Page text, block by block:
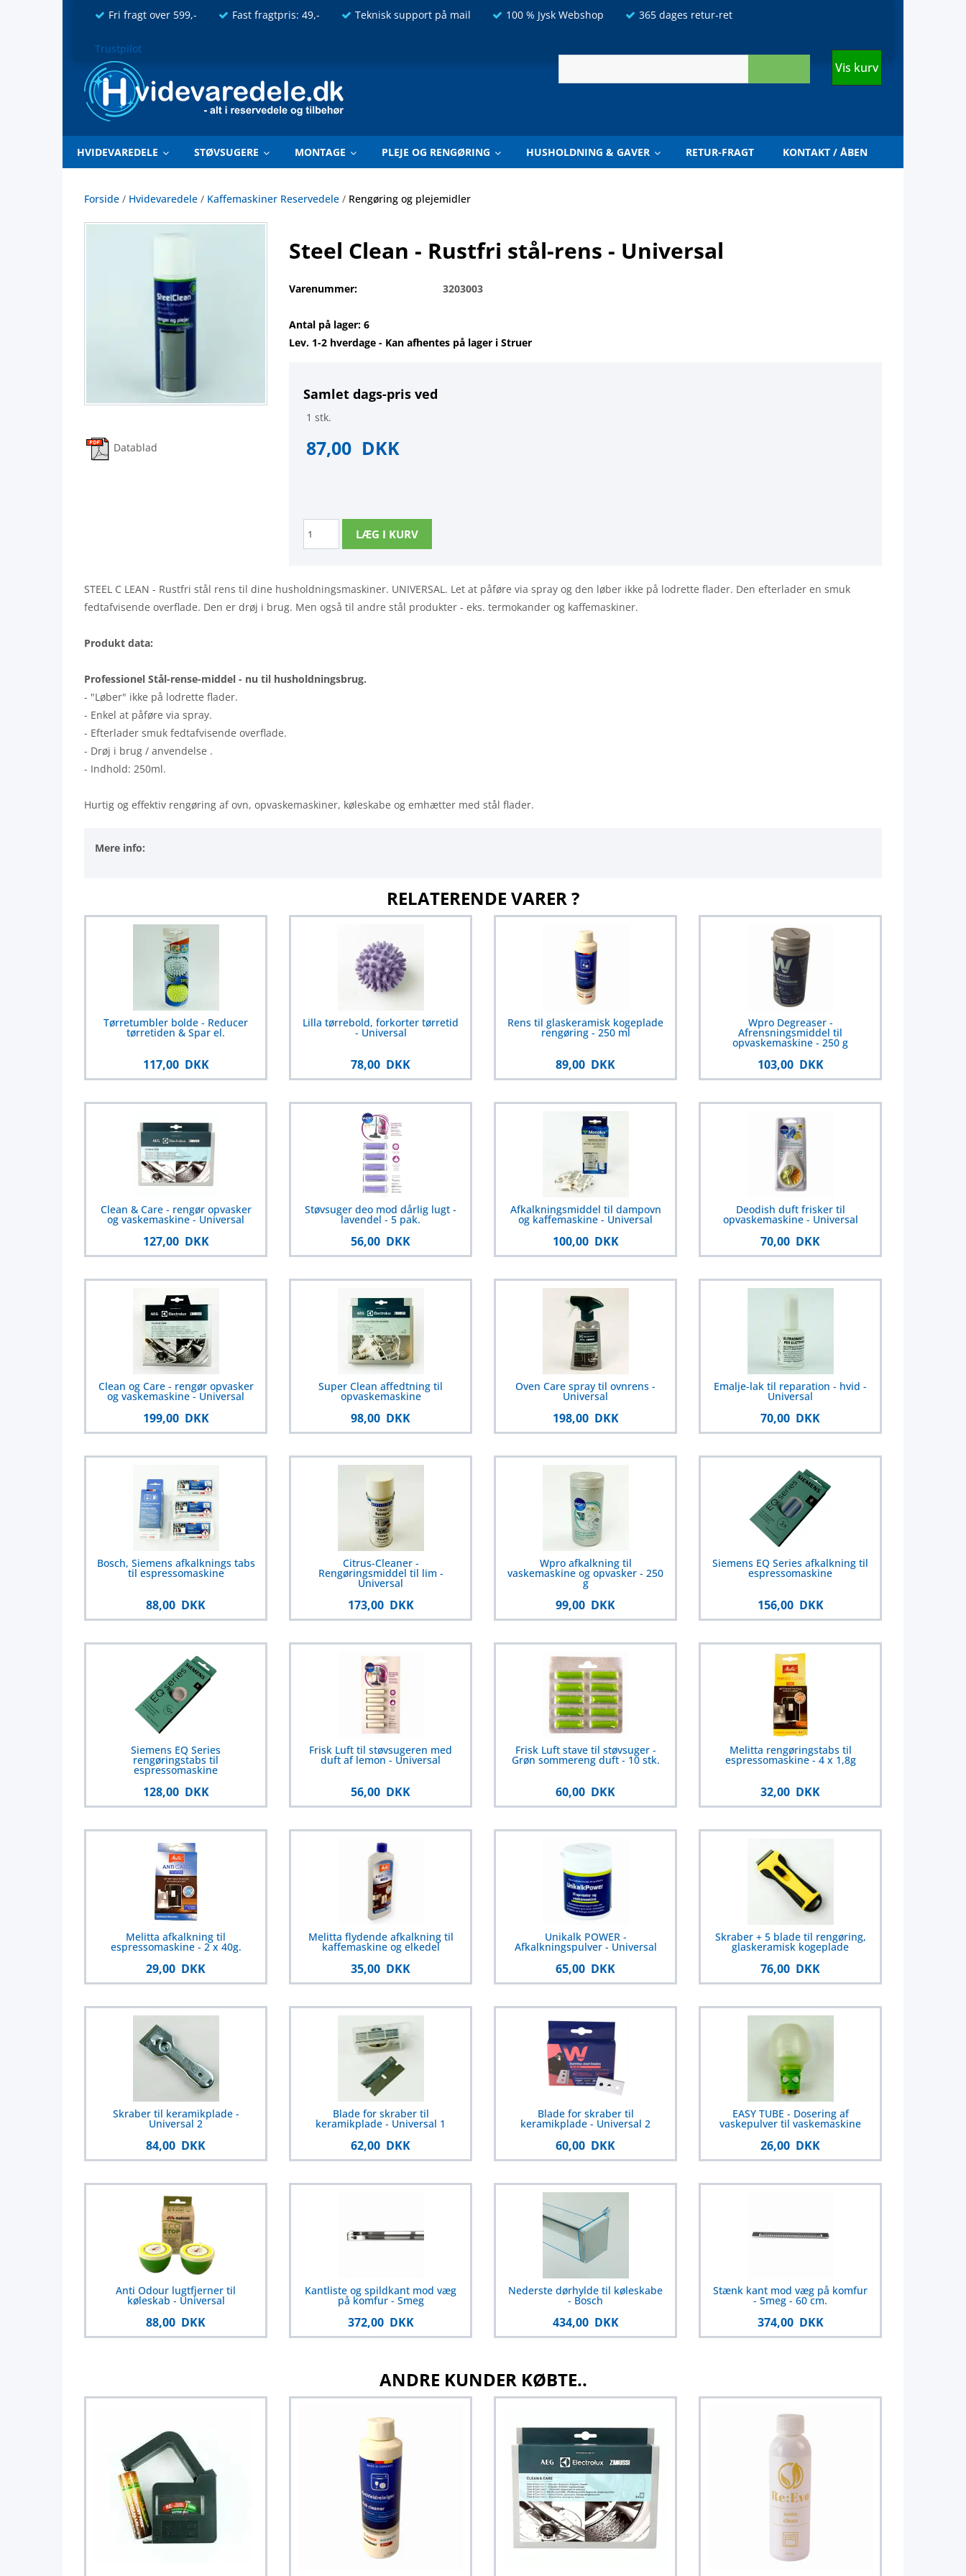
Fri fragt over 599,- Fast fragtpris: 49,- Teknisk support på mail 100 % Jysk Webshop 365 dages retur-ret
Trustpilot
Vis kurv
HVIDEVAREDELE STØVSUGERE MONTAGE PLEJE OG RENGØRING HUSHOLDNING & GAVER RETUR-FRAGT KONTAKT / ÅBEN
Forside / Hvidevaredele / Kaffemaskiner Reservedele / Rengøring og plejemidler
Datablad
Steel Clean - Rustfri stål-rens - Universal
Varenummer: 3203003
Antal på lager: 6
Lev. 1-2 hverdage - Kan afhentes på lager i Struer
Samlet dags-pris ved
1 stk.
87,00 DKK
STEEL C LEAN - Rustfri stål rens til dine husholdningsmaskiner. UNIVERSAL. Let at påføre via spray og den løber ikke på lodrette flader. Den efterlader en smuk
fedtafvisende overflade. Den er drøj i brug. Men også til andre stål produkter - eks. termokander og kaffemaskiner.
Produkt data:
Professionel Stål-rense-middel - nu til husholdningsbrug.
- "Løber" ikke på lodrette flader.
- Enkel at påføre via spray.
- Efterlader smuk fedtafvisende overflade.
- Drøj i brug / anvendelse .
- Indhold: 250ml.
Hurtig og effektiv rengøring af ovn, opvaskemaskiner, køleskabe og emhætter med stål flader.
Mere info:
RELATERENDE VARER ?
Tørretumbler bolde - Reducer
tørretiden & Spar el.
117,00 DKK
Lilla tørrebold, forkorter tørretid
- Universal
78,00 DKK
Rens til glaskeramisk kogeplade
rengøring - 250 ml
89,00 DKK
Wpro Degreaser -
Afrensningsmiddel til
opvaskemaskine - 250 g
103,00 DKK
Clean & Care - rengør opvasker
og vaskemaskine - Universal
127,00 DKK
Støvsuger deo mod dårlig lugt -
lavendel - 5 pak.
56,00 DKK
Afkalkningsmiddel til dampovn
og kaffemaskine - Universal
100,00 DKK
Deodish duft frisker til
opvaskemaskine - Universal
70,00 DKK
Clean og Care - rengør opvasker
og vaskemaskine - Universal
199,00 DKK
Super Clean affedtning til
opvaskemaskine
98,00 DKK
Oven Care spray til ovnrens -
Universal
198,00 DKK
Emalje-lak til reparation - hvid -
Universal
70,00 DKK
Bosch, Siemens afkalknings tabs
til espressomaskine
88,00 DKK
Citrus-Cleaner -
Rengøringsmiddel til lim -
Universal
173,00 DKK
Wpro afkalkning til
vaskemaskine og opvasker - 250
g
99,00 DKK
Siemens EQ Series afkalkning til
espressomaskine
156,00 DKK
Siemens EQ Series
rengøringstabs til
espressomaskine
128,00 DKK
Frisk Luft til støvsugeren med
duft af lemon - Universal
56,00 DKK
Frisk Luft stave til støvsuger -
Grøn sommereng duft - 10 stk.
60,00 DKK
Melitta rengøringstabs til
espressomaskine - 4 x 1,8g
32,00 DKK
Melitta afkalkning til
espressomaskine - 2 x 40g.
29,00 DKK
Melitta flydende afkalkning til
kaffemaskine og elkedel
35,00 DKK
Unikalk POWER -
Afkalkningspulver - Universal
65,00 DKK
Skraber + 5 blade til rengøring,
glaskeramisk kogeplade
76,00 DKK
Skraber til keramikplade -
Universal 2
84,00 DKK
Blade for skraber til
keramikplade - Universal 1
62,00 DKK
Blade for skraber til
keramikplade - Universal 2
60,00 DKK
EASY TUBE - Dosering af
vaskepulver til vaskemaskine
26,00 DKK
Anti Odour lugtfjerner til
køleskab - Universal
88,00 DKK
Kantliste og spildkant mod væg
på komfur - Smeg
372,00 DKK
Nederste dørhylde til køleskabe
- Bosch
434,00 DKK
Stænk kant mod væg på komfur
- Smeg - 60 cm.
374,00 DKK
ANDRE KUNDER KØBTE..